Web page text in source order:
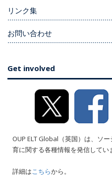
リンク集
お問い合わせ
Get involved
OUP ELT Global（英国）は、ソ
育に関する各種情報を発信してい
詳細はこちらから。